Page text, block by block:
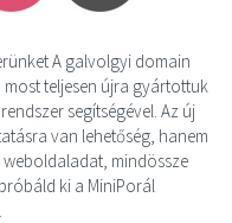
A galvolgyi domain
teljesen újra gyártottuk
segítségével. Az új
van lehetőség, hanem
weboldaladat, mindössze
ki a MiniPorál